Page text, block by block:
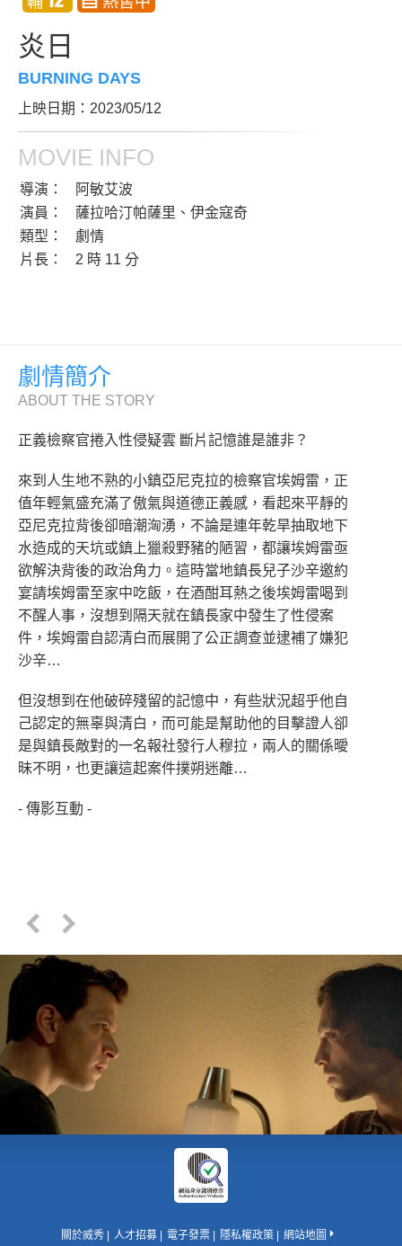
炎日
BURNING DAYS
上映日期：2023/05/12
MOVIE INFO
導演：
阿敏艾波
演員：
薩拉哈汀帕薩里、伊金寇奇
類型：
劇情
片長：
2 時 11 分
劇情簡介
ABOUT THE STORY
正義檢察官捲入性侵疑雲 斷片記憶誰是誰非？
來到人生地不熟的小鎮亞尼克拉的檢察官埃姆雷，正
值年輕氣盛充滿了傲氣與道德正義感，看起來平靜的
亞尼克拉背後卻暗潮洶湧，不論是連年乾旱抽取地下
水造成的天坑或鎮上獵殺野豬的陋習，都讓埃姆雷亟
欲解決背後的政治角力。這時當地鎮長兒子沙辛邀約
宴請埃姆雷至家中吃飯，在酒酣耳熱之後埃姆雷喝到
不醒人事，沒想到隔天就在鎮長家中發生了性侵案
件，埃姆雷自認清白而展開了公正調查並逮補了嫌犯
沙辛…
但沒想到在他破碎殘留的記憶中，有些狀況超乎他自
己認定的無辜與清白，而可能是幫助他的目擊證人卻
是與鎮長敵對的一名報社發行人穆拉，兩人的關係曖
昧不明，也更讓這起案件撲朔迷離…
- 傳影互動 -
關於威秀 人才招募 電子發票 隱私權政策 網站地圖